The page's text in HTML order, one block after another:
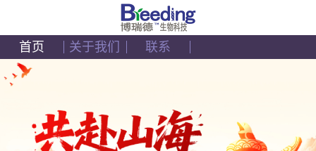
首页 关于我们 联系